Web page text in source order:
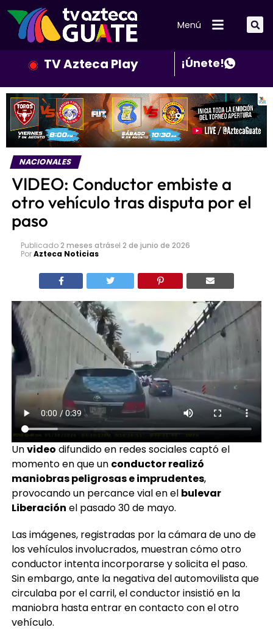
Menú
TV Azteca Play ¡Únete!
NACIONALES
VIDEO: Conductor embiste a
otro vehículo tras disputa por el
paso
Publicado2 meses atrásel 2 de junio de 2026
PorAzteca Noticias
Unvideo difundido en redes sociales captó el
momento en que un conductor realizó
maniobras peligrosas e imprudentes,
provocando un percance vial en el bulevar
Liberación el pasado 30 de mayo.
Las imágenes, registradas por la cámara de uno de
los vehículos involucrados, muestran cómo otro
conductor intenta incorporarse y solicita el paso.
Sin embargo, ante la negativa del automovilista que
circulaba por el carril, el conductor insistió en la
maniobra hasta entrar en contacto con el otro
vehículo.